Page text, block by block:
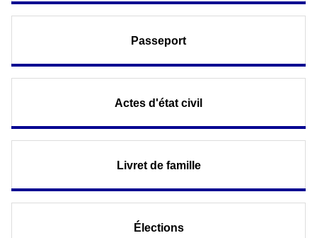
Passeport
Actes d'état civil
Livret de famille
Élections